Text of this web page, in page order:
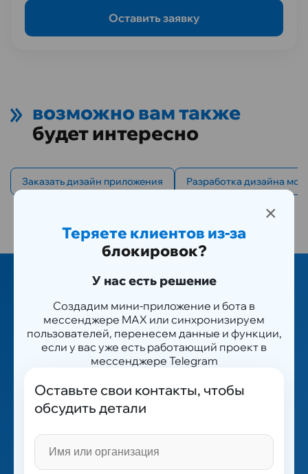
×
Теряете клиентов из-за
блокировок?
У нас есть решение
Создадим мини-приложение и бота в
мессенджере MAX или синхронизируем
пользователей, перенесем данные и функции,
если у вас уже есть работающий проект в
мессенджере Telegram
Оставьте свои контакты, чтобы
обсудить детали
Оставить заявку
возможно вам также
будет интересно
Заказать дизайн приложения Разработка дизайна
заказать бесплатный аудит